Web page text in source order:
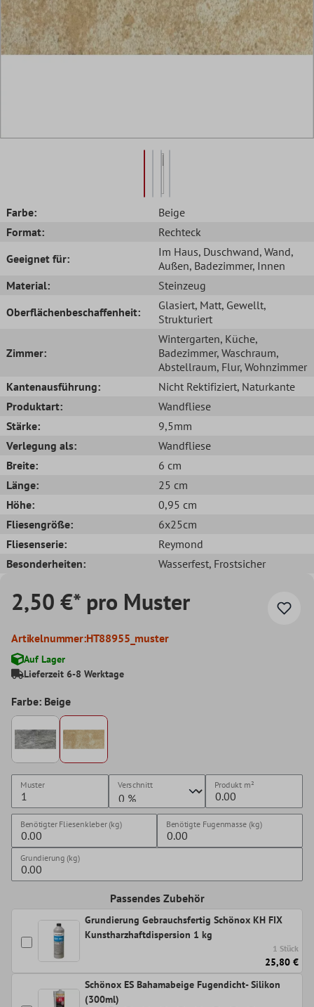
Farbe:
Beige
Format:
Rechteck
Geeignet für:
Im Haus, Duschwand, Wand,
Außen, Badezimmer, Innen
Material:
Steinzeug
Oberflächenbeschaffenheit:
Glasiert, Matt, Gewellt,
Strukturiert
Zimmer:
Wintergarten, Küche,
Badezimmer, Waschraum,
Abstellraum, Flur, Wohnzimmer
Kantenausführung:
Nicht Rektifiziert, Naturkante
Produktart:
Wandfliese
Stärke:
9,5mm
Verlegung als:
Wandfliese
Breite:
6 cm
Länge:
25 cm
Höhe:
0,95 cm
Fliesengröße:
6x25cm
Fliesenserie:
Reymond
Besonderheiten:
Wasserfest, Frostsicher
2,50 €* pro Muster
Artikelnummer:HT88955_muster
Auf Lager
Lieferzeit 6-8 Werktage
Farbe: Beige
Muster Verschnitt Produkt m²
Benötigter Fliesenkleber (kg) Benötigte Fugenmasse (kg)
Grundierung (kg)
Passendes Zubehör
Grundierung Gebrauchsfertig Schönox KH FIX
Kunstharzhaftdispersion 1 kg
1 Stück
25,80 €
Schönox ES Bahamabeige Fugendicht- Silikon
(300ml)